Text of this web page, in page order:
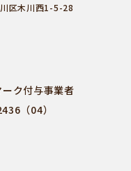
区木川西1-5-28
ク付与事業者
（04）